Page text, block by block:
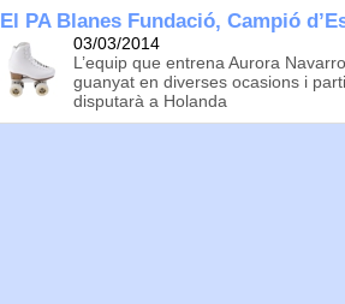
El PA Blanes Fundació, Campió
03/03/2014
L’equip que entrena Aurora
guanyat en diverses ocasions i
disputarà a Holanda